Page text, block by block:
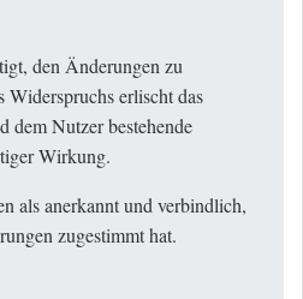
den Änderungen zu
Widerspruchs erlischt das
dem Nutzer bestehende
Wirkung.
als anerkannt und verbindlich,
zugestimmt hat.